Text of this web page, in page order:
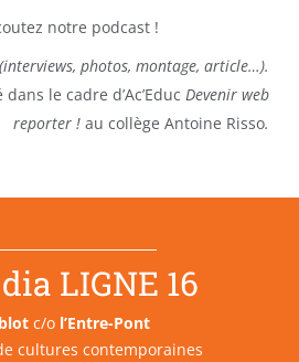
notre podcast !
photos, montage, article…).
le cadre d’Ac’EducDevenir web
reporter !au collège Antoine Risso.
LIGNE 16
c/o l’Entre-Pont
cultures contemporaines